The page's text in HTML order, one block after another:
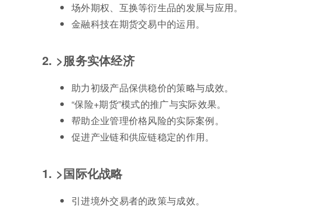
场外期权、互换等衍生品的发展与应用。
金融科技在期货交易中的运用。
2. >服务实体经济
助力初级产品保供稳价的策略与成效。
“保险+期货”模式的推广与实际效果。
帮助企业管理价格风险的实际案例。
促进产业链和供应链稳定的作用。
1. >国际化战略
引进境外交易者的政策与成效。